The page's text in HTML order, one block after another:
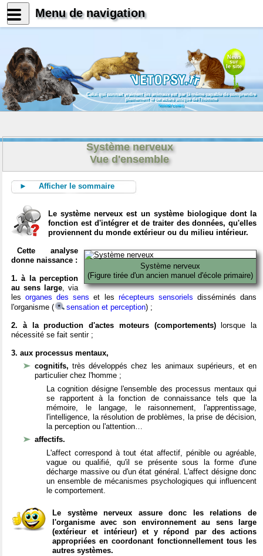
News
sur
le site
Celui qui connait vraiment les animaux est par là même capable de comprendre
pleinement le caractère unique de l'homme
Konrad Lorenz
Système nerveux
Vue d'ensemble
► Afficher le sommaire
Le système nerveux est un système biologique dont la
fonction est d'intégrer et de traiter des données, qu'elles
proviennent du monde extérieur ou du milieu intérieur.
Système nerveux
(Figure tirée d'un ancien manuel d'école primaire)
Cette analyse
donne naissance :
1. à la perception
au sens large, via
lesorganes des sens et les récepteurs sensoriels disséminés dans
l'organisme (
sensation et perception) ;
2. à la production d'actes moteurs (comportements)lorsque la
nécessité se fait sentir ;
3. aux processus mentaux,
cognitifs,très développés chez les animaux supérieurs, et en
particulier chez l'homme ;
La cognition désigne l'ensemble des processus mentaux qui
se rapportent à la fonction de connaissance tels que la
mémoire, le langage, le raisonnement, l'apprentissage,
l'intelligence, la résolution de problèmes, la prise de décision,
la perception ou l'attention…
affectifs.
L'affect correspond à tout état affectif, pénible ou agréable,
vague ou qualifié, qu'il se présente sous la forme d'une
décharge massive ou d'un état général. L'affect désigne donc
un ensemble de mécanismes psychologiques qui influencent
le comportement.
Le système nerveux assure donc les relations de
l'organisme avec son environnement au sens large
(extérieur et intérieur) et y répond par des actions
appropriées en coordonant fonctionnellement tous les
autres systèmes.
Menu de navigation